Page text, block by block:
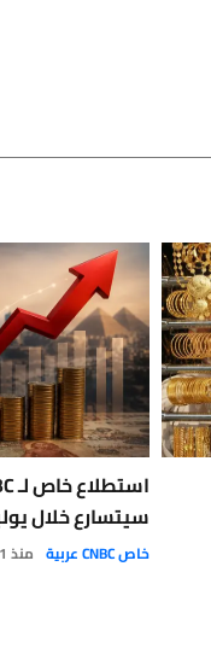
سيتسارع خلال
خاص CNBC عربية منذ 1 يوم